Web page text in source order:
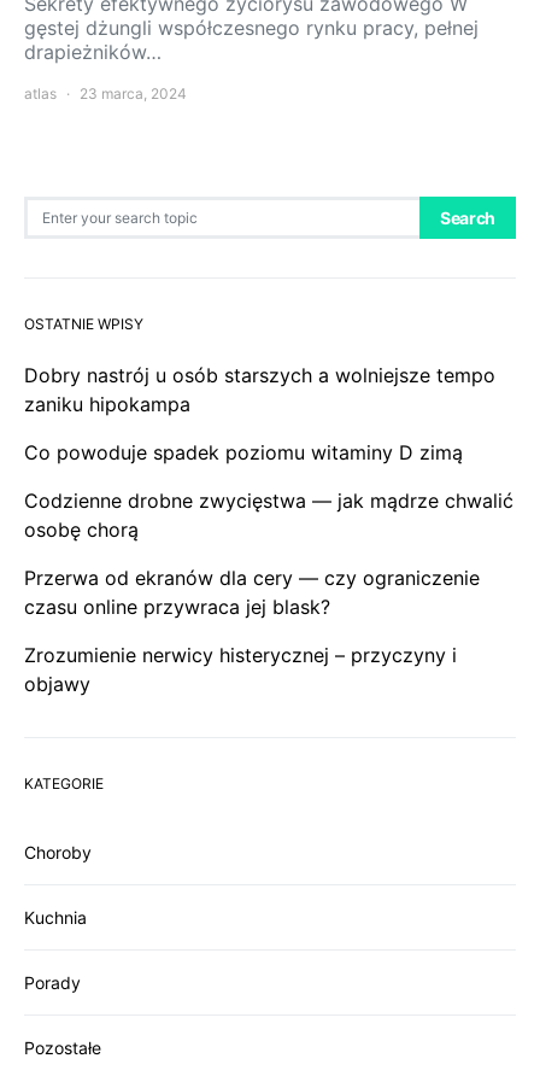
gęstej dżungli współczesnego rynku pracy, pełnej
drapieżników…
atlas 23 marca, 2024
Search
OSTATNIE WPISY
Dobry nastrój u osób starszych a wolniejsze tempo
zaniku hipokampa
Co powoduje spadek poziomu witaminy D zimą
Codzienne drobne zwycięstwa — jak mądrze chwalić
osobę chorą
Przerwa od ekranów dla cery — czy ograniczenie
czasu online przywraca jej blask?
Zrozumienie nerwicy histerycznej – przyczyny i
objawy
KATEGORIE
Choroby
Kuchnia
Porady
Pozostałe